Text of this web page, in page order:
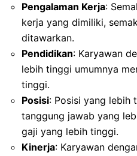
Pengalaman Kerja:
kerja yang dimiliki,
ditawarkan.
Pendidikan: Karyawan
lebih tinggi umumnya
tinggi.
Posisi: Posisi yang lebih
tanggung jawab yang
gaji yang lebih tinggi.
Kinerja: Karyawan